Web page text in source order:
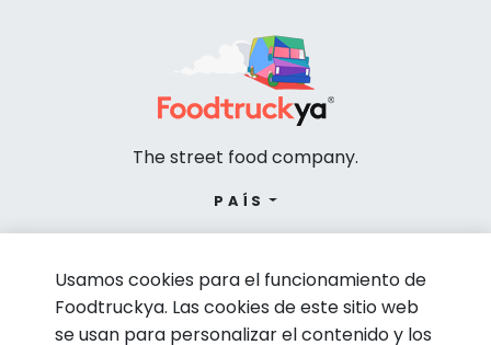
The street food company.
PAÍS
Usamos cookies para el funcionamiento de
Foodtruckya. Las cookies de este sitio web
se usan para personalizar el contenido y los